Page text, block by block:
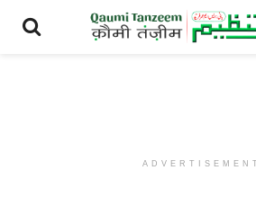
ADVERTISEMENT